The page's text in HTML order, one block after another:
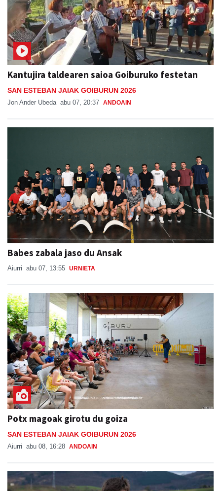
Kantujira taldearen saioa Goiburuko festetan
SAN ESTEBAN JAIAK GOIBURUN 2026
Jon Ander Ubeda abu 07, 20:37 ANDOAIN
Babes zabala jaso du Ansak
Aiurri abu 07, 13:55 URNIETA
Potx magoak girotu du goiza
SAN ESTEBAN JAIAK GOIBURUN 2026
Aiurri abu 08, 16:28 ANDOAIN